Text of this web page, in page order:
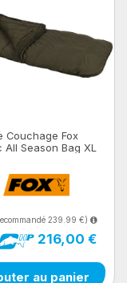
Couchage Fox
All Season Bag XL
239.99 €)
216,00 €
au panier